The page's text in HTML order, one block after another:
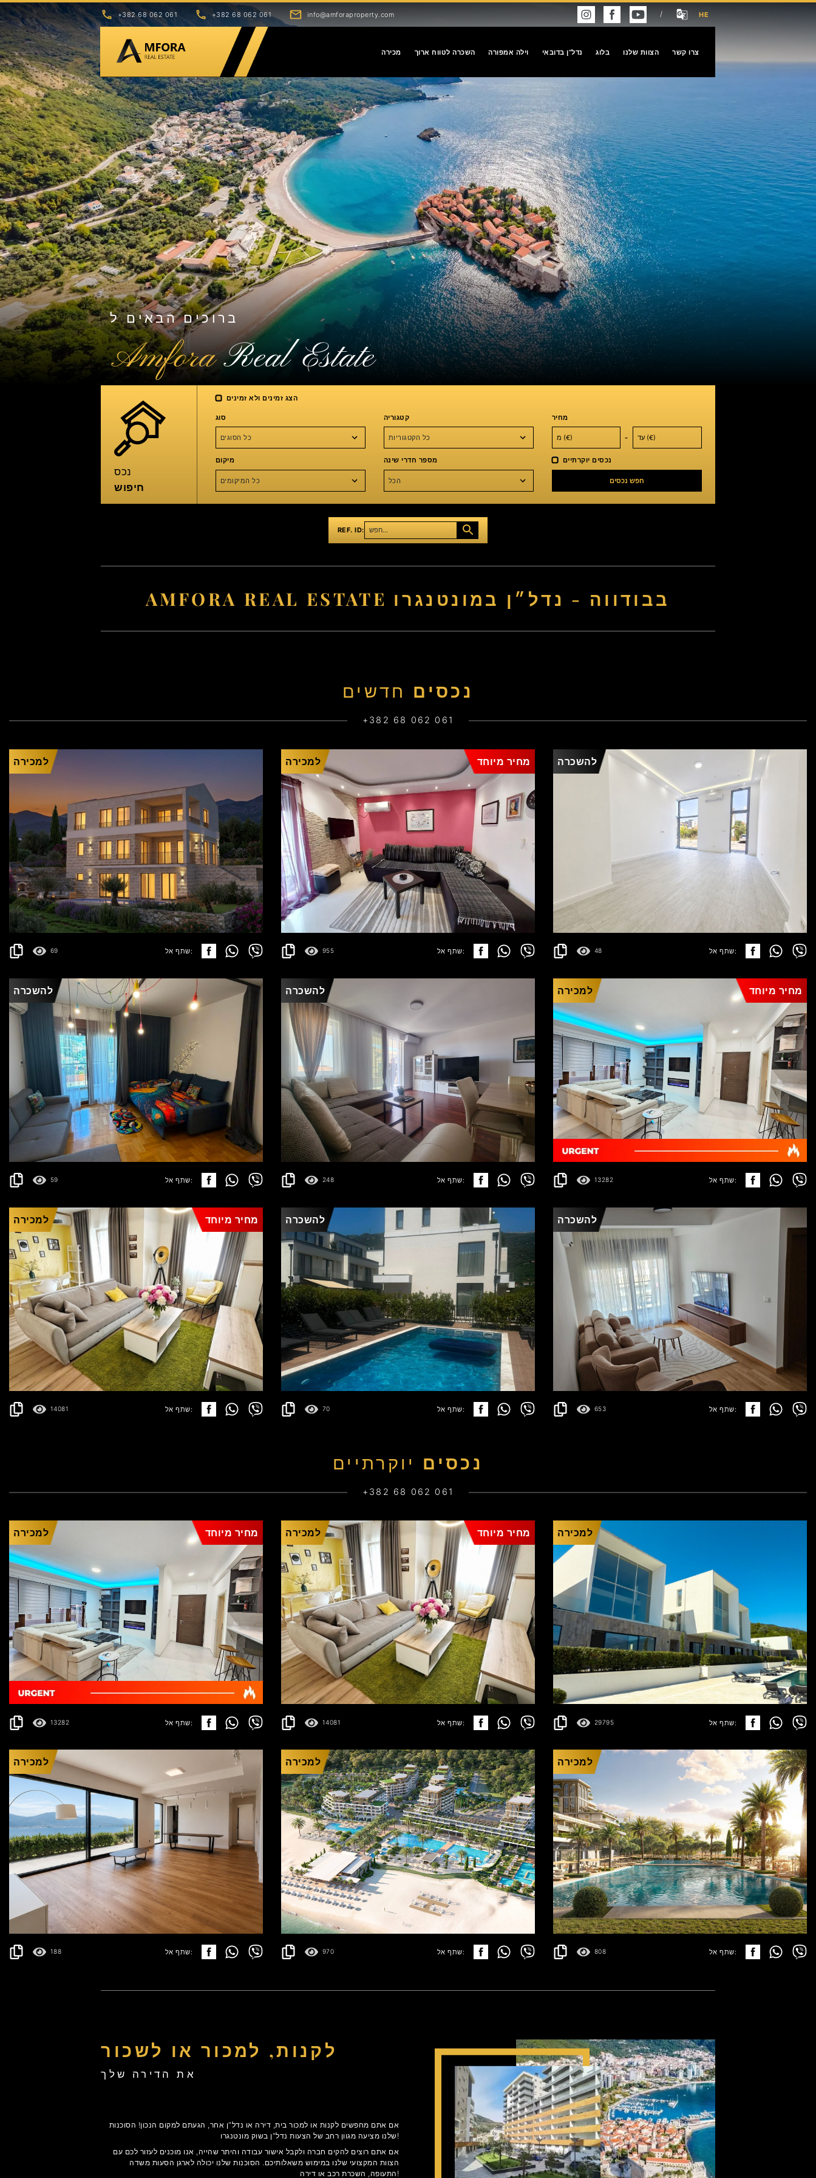
+382 68 062 061 +382 68 062 061 info@amforaproperty.com / HE
מכירה השכרה לטווח ארוך וילה אמפורה נדל"ן בדובאי בלוג הצוות שלנו צרו קשר
ברוכים הבאים ל
AmforaReal Estate
נכס
חיפוש
הצג זמינים ולא זמינים
סוג
כל הסוגים
קטגוריה
כל הקטגוריות
מחיר
-
מיקום
כל המיקומים
מספר חדרי שינה
הכל
נכסים יוקרתיים
חפש נכסים
REF. ID:
AMFORA REAL ESTATE בבודווה - נדל״ן במונטנגרו
נכסים חדשים
+382 68 062 061
למכירה
REŽEVIĆI
895.000€
1648 m 2
פרטים
69 שתף אל:
למכירה מחיר מיוחד
BUDVA
180.000€
פרטים
955 שתף אל:
להשכרה
1.500€
48 שתף אל:
להשכרה
BEČIĆI
400€
פרטים
59 שתף אל:
להשכרה
PETROVAC
650€
93 m
פרטים
248 שתף אל:
למכירה מחיר מיוחד
BUDVA
500.000€
פרטים
13282 שתף אל:
למכירה מחיר מיוחד
BUDVA
470.000€
107 m2
פרטים
14081 שתף אל:
להשכרה
LASTVA GRBALJSKA
3.500€
פרטים
70 שתף אל:
להשכרה
BUDVA
700€
48 m2
פרטים
653 שתף אל:
נכסים יוקרתיים
+382 68 062 061
למכירה מחיר מיוחד
BUDVA
500.000€
פרטים
13282 שתף אל:
למכירה מחיר מיוחד
BUDVA
470.000€
107 m2
פרטים
14081 שתף אל:
למכירה
KRAŠIĆI
496.199€
פרטים
29795 שתף אל:
למכירה
KRAŠIĆI
529.199€
157 m
2
פרטים
188 שתף אל:
למכירה
ULCINJ
825.999€
152.48 m
פרטים
970 שתף אל:
למכירה
ULCINJ
351.499€
64.24 m2
פרטים
808 שתף אל:
לקנות, למכור או לשכור
את הדירה שלך
אם אתם מחפשים לקנות או למכור בית, דירה או נדל"ן אחר, הגעתם למקום הנכון! הסוכנות
שלנו מציעה מגוון רחב של הצעות נדל"ן בשוק מונטנגרו!
אם אתם רוצים להקים חברה ולקבל אישור עבודה והיתר שהייה, אנו מוכנים לעזור לכם עם
הצוות המקצועי שלנו במימוש משאלותיכם. הסוכנות שלנו יכולה לארגן הסעות משדה
התעופה, השכרת רכב או דירה!